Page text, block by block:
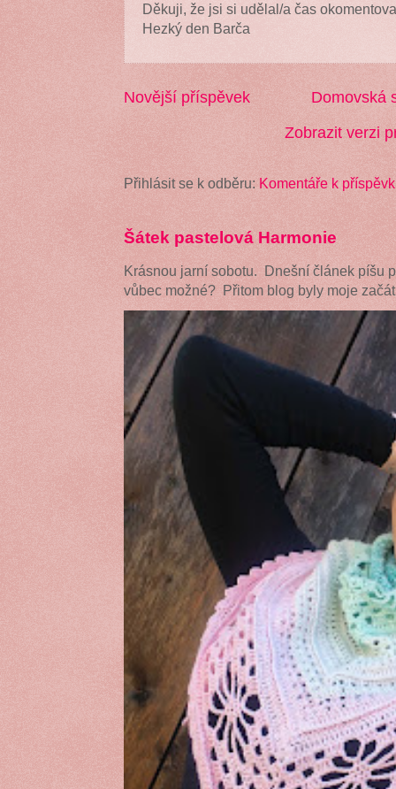
Děkuji, že jsi si udělal/a čas
Hezký den Barča
Novější příspěvek
Domovská
Zobrazit verzi
Přihlásit se k odběru: Komentáře k
Šátek pastelová Harmonie
Krásnou jarní sobotu. Dnešní článek píšu
vůbec možné? Přitom blog byly moje